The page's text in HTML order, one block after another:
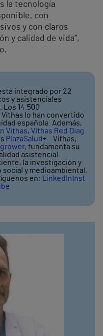
la tecnología
con
y con claros
y calidad de vida”,
integrado por 22
y asistenciales
14.500
lo han convertido
española. Además,
Vithas, Vithas Red Diag
PlazaSalud+ . Vithas,
, fundamenta su
asistencial
la investigación y
y medioambiental.
en: LinkedIn Inst